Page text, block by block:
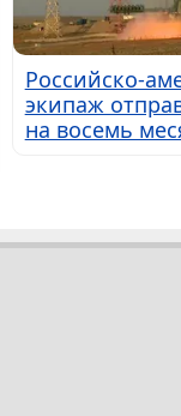
Российско-
экипаж
на восемь